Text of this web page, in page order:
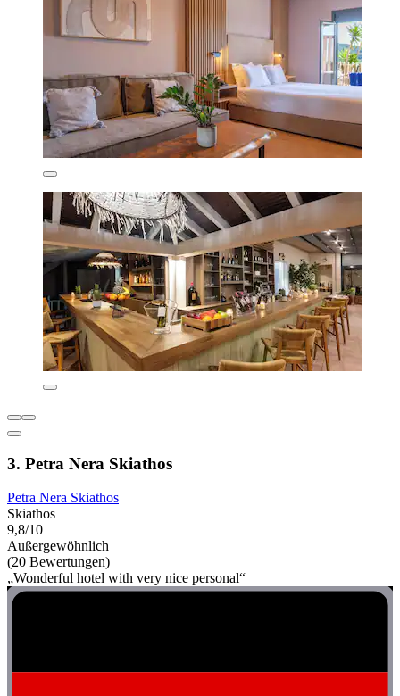
3. Petra Nera Skiathos
Petra Nera Skiathos
Skiathos
9,8/10
Außergewöhnlich
(20 Bewertungen)
„Wonderful hotel with very nice personal“